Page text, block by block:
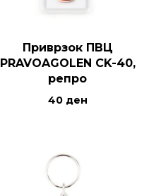
Приврзок ПВЦ
PRAVOAGOLEN CK-40,
репро
40 ден